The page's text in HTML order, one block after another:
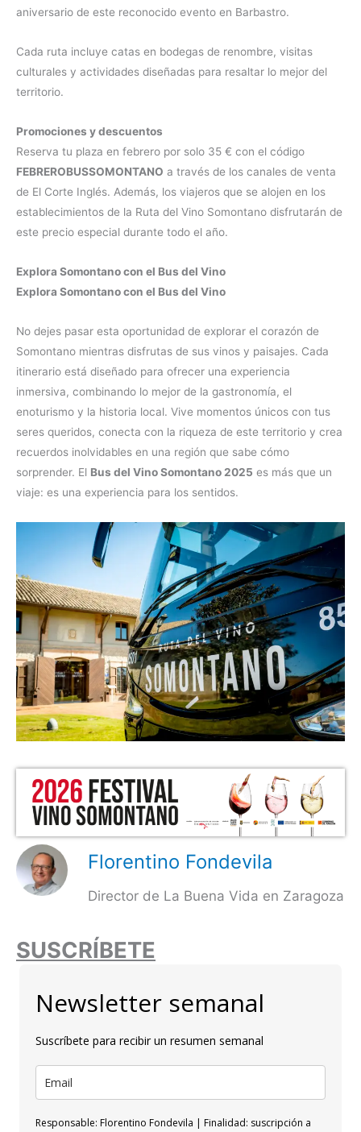
aniversario de este reconocido evento en Barbastro.
Cada ruta incluye catas en bodegas de renombre, visitas
culturales y actividades diseñadas para resaltar lo mejor del
territorio.
Promociones y descuentos
Reserva tu plaza en febrero por solo 35 € con el código
FEBREROBUSSOMONTANO a través de los canales de venta
de El Corte Inglés. Además, los viajeros que se alojen en los
establecimientos de la Ruta del Vino Somontano disfrutarán de
este precio especial durante todo el año.
Explora Somontano con el Bus del Vino
Explora Somontano con el Bus del Vino
No dejes pasar esta oportunidad de explorar el corazón de
Somontano mientras disfrutas de sus vinos y paisajes. Cada
itinerario está diseñado para ofrecer una experiencia
inmersiva, combinando lo mejor de la gastronomía, el
enoturismo y la historia local. Vive momentos únicos con tus
seres queridos, conecta con la riqueza de este territorio y crea
recuerdos inolvidables en una región que sabe cómo
sorprender. El Bus del Vino Somontano 2025 es más que un
viaje: es una experiencia para los sentidos.
Florentino Fondevila
Director de La Buena Vida en Zaragoza
SUSCRÍBETE
Newsletter semanal
Suscríbete para recibir un resumen semanal
Responsable: Florentino Fondevila | Finalidad: suscripción a